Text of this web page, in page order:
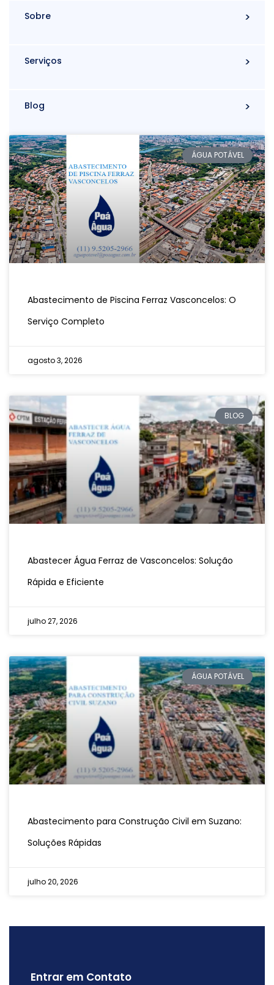
Sobre
Serviços
Blog
ÁGUA POTÁVEL
Abastecimento de Piscina Ferraz Vasconcelos: O
Serviço Completo
agosto 3, 2026
BLOG
Abastecer Água Ferraz de Vasconcelos: Solução
Rápida e Eficiente
julho 27, 2026
ÁGUA POTÁVEL
Abastecimento para Construção Civil em Suzano:
Soluções Rápidas
julho 20, 2026
Entrar em Contato